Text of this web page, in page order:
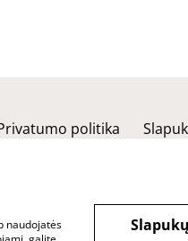
politika
naudojatės